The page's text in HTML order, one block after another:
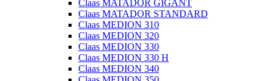
Claas MATADOR GIGANT
Claas MATADOR STANDARD
Claas MEDION 310
Claas MEDION 320
Claas MEDION 330
Claas MEDION 330 H
Claas MEDION 340